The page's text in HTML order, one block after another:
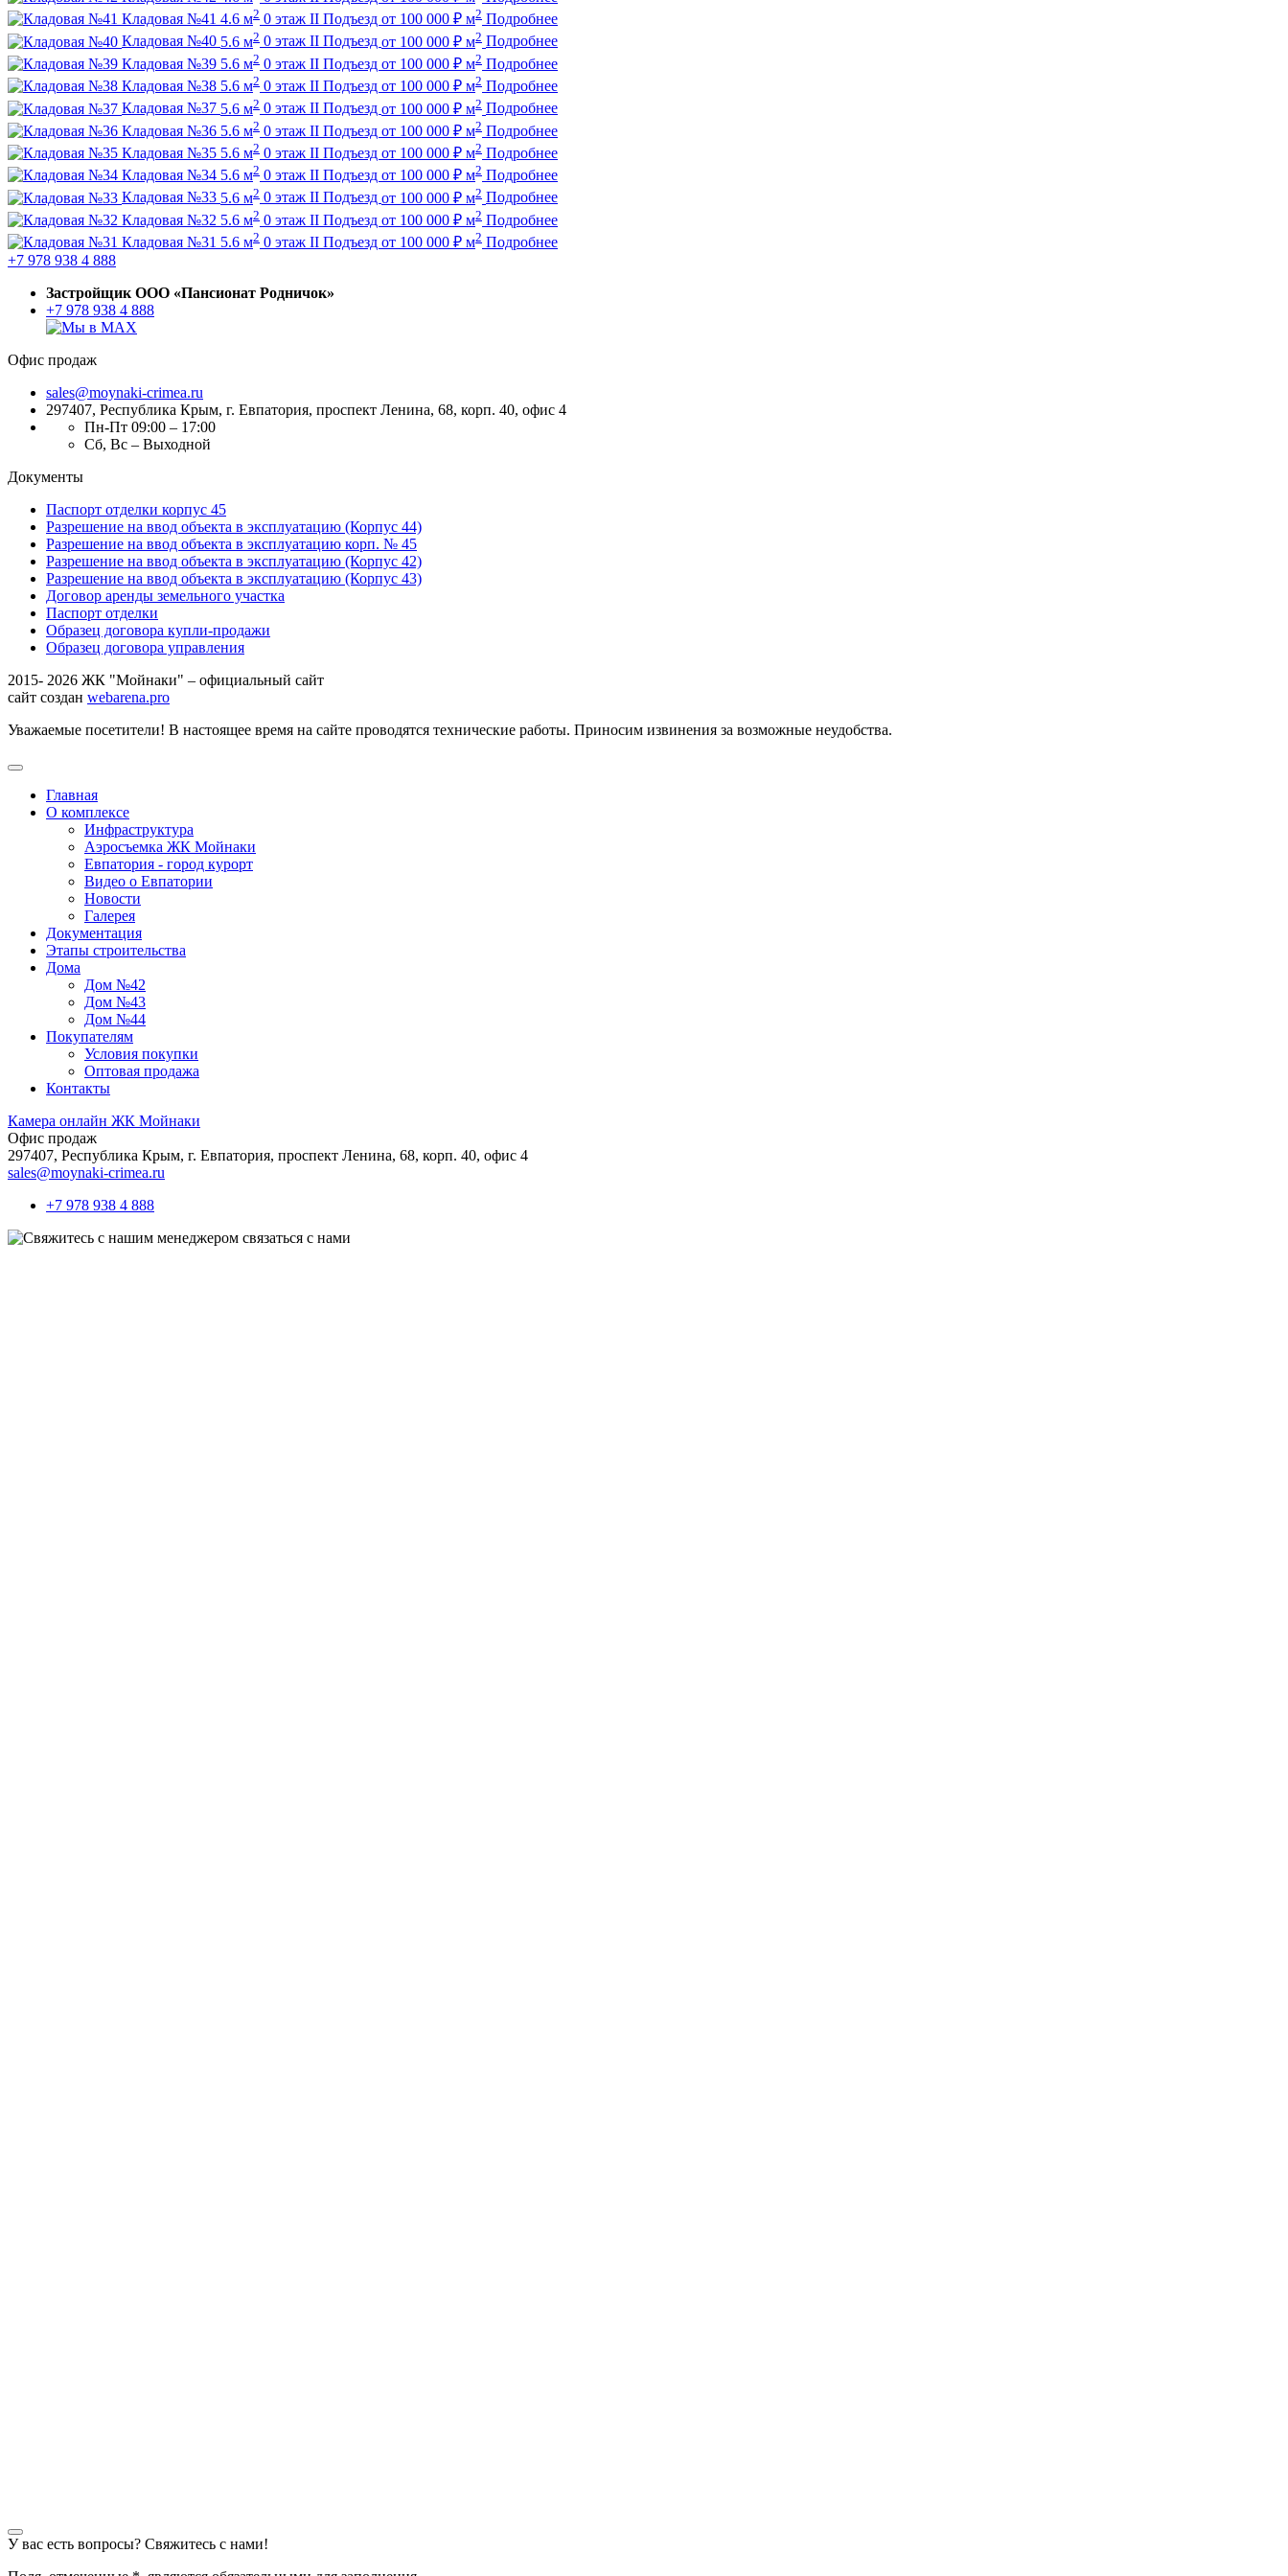
Кладовая №41 4.6 м2 0 этаж II Подъезд от 100 000 ₽ м2 Подробнее
Кладовая №40 5.6 м2 0 этаж II Подъезд от 100 000 ₽ м2 Подробнее
Кладовая №39 5.6 м2 0 этаж II Подъезд от 100 000 ₽ м2 Подробнее
Кладовая №38 5.6 м2 0 этаж II Подъезд от 100 000 ₽ м2 Подробнее
Кладовая №37 5.6 м2 0 этаж II Подъезд от 100 000 ₽ м2 Подробнее
Кладовая №36 5.6 м2 0 этаж II Подъезд от 100 000 ₽ м2 Подробнее
Кладовая №35 5.6 м2 0 этаж II Подъезд от 100 000 ₽ м2 Подробнее
Кладовая №34 5.6 м2 0 этаж II Подъезд от 100 000 ₽ м2 Подробнее
Кладовая №33 5.6 м2 0 этаж II Подъезд от 100 000 ₽ м2 Подробнее
Кладовая №32 5.6 м2 0 этаж II Подъезд от 100 000 ₽ м2 Подробнее
Кладовая №31 5.6 м2 0 этаж II Подъезд от 100 000 ₽ м2 Подробнее
+7 978 938 4 888
Застройщик ООО «Пансионат Родничок»
+7 978 938 4 888
Офис продаж
sales@moynaki-crimea.ru
297407, Республика Крым, г. Евпатория, проспект Ленина, 68, корп. 40, офис 4
Пн-Пт 09:00 – 17:00
Сб, Вс – Выходной
Документы
Паспорт отделки корпус 45
Разрешение на ввод объекта в эксплуатацию (Корпус 44)
Разрешение на ввод объекта в эксплуатацию корп. № 45
Разрешение на ввод объекта в эксплуатацию (Корпус 42)
Разрешение на ввод объекта в эксплуатацию (Корпус 43)
Договор аренды земельного участка
Паспорт отделки
Образец договора купли-продажи
Образец договора управления
2015- 2026 ЖК "Мойнаки" – официальный сайт
сайт создан webarena.pro
Уважаемые посетители! В настоящее время на сайте проводятся технические работы. Приносим извинения за возможные неудобства.
Главная
О комплексе
Инфраструктура
Аэросъемка ЖК Мойнаки
Евпатория - город курорт
Видео о Евпатории
Новости
Галерея
Документация
Этапы строительства
Дома
Дом №42
Дом №43
Дом №44
Покупателям
Условия покупки
Оптовая продажа
Контакты
Камера онлайн ЖК Мойнаки
Офис продаж
297407, Республика Крым, г. Евпатория, проспект Ленина, 68, корп. 40, офис 4
sales@moynaki-crimea.ru
+7 978 938 4 888
связаться с нами
У вас есть вопросы? Свяжитесь с нами!